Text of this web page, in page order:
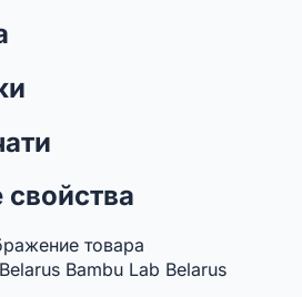
Bambu Lab Belarus